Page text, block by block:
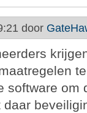
door
software om
daar